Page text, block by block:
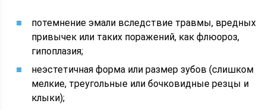
потемнение эмали вследствие травмы, вредных
привычек или таких поражений, как флюороз,
гипоплазия;
неэстетичная форма или размер зубов (слишком
мелкие, треугольные или бочковидные резцы и
клыки);